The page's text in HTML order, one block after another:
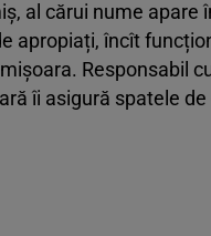
al cărui nume apare
apropiați, încît
Responsabil
îi asigură spatele